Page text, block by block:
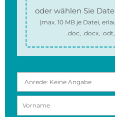
oder wählen Sie
(max. 10 MBje Datei,
.doc, .docx,